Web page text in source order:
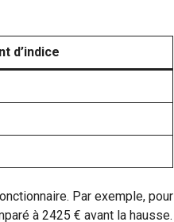
d’indice
Par exemple, pour
à 2425 € avant la hausse.